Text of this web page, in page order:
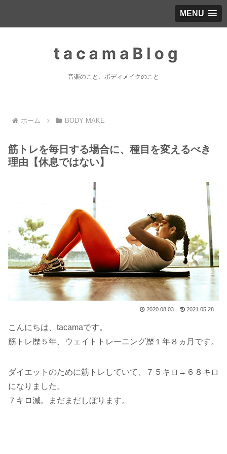
MENU
音楽のこと、ボディメイクのこと
ホーム BODY MAKE
筋トレを毎日する場合に、種目を変えるべき
理由【休息ではない】
2020.08.03 2021.05.28
こんにちは、tacamaです。
筋トレ歴５年、ウェイトトレーニング歴１年８ヵ月です。
ダイエットのために筋トレしていて、７５キロ→６８キロ
になりました。
７キロ減。まだまだしぼります。